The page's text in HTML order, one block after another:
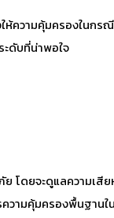
วามคุ้มครองในกรณี
ะดับที่น่าพอใจ
โดยจะดูแลความเสี
วามคุ้มครองพื้นฐานใ